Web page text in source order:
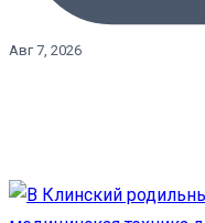
Авг 7, 2026